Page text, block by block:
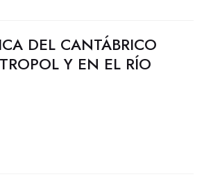
DEL CANTÁBRICO
Y EN EL RÍO